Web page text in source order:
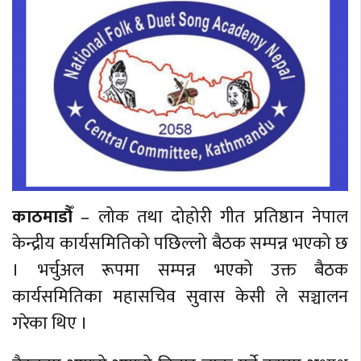
काठमाडौँ– लोक तथा दोहोरी गीत प्रतिष्ठान नेपाल
केन्द्रीय कार्यसमितिको पछिल्लो बैठक सम्पन्न भएको छ
। भर्चुअल रूपमा सम्पन्न भएको उक्त बैठक
कार्यसमितिका महासचिव सुवास केसी ले सञ्चालन
गरेका थिए ।